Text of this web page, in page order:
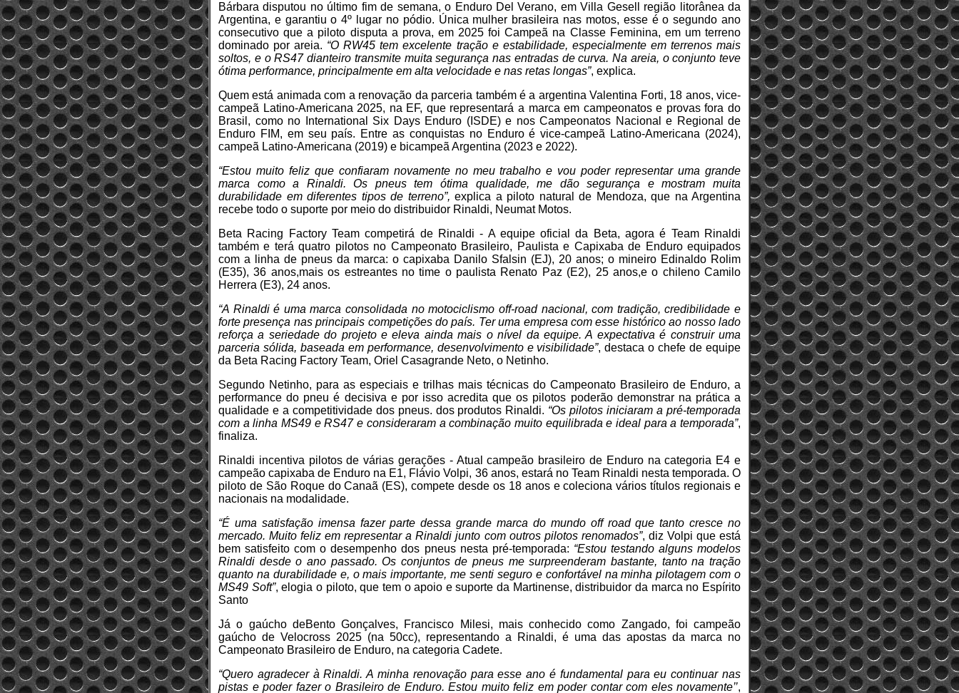
Bárbara disputou no último fim de semana, o Enduro Del Verano, em Villa Gesell região litorânea da
Argentina, e garantiu o 4º lugar no pódio. Única mulher brasileira nas motos, esse é o segundo ano
consecutivo que a piloto disputa a prova, em 2025 foi Campeã na Classe Feminina, em um terreno
dominado por areia. “O RW45 tem excelente tração e estabilidade, especialmente em terrenos mais
soltos, e o RS47 dianteiro transmite muita segurança nas entradas de curva. Na areia, o conjunto teve
ótima performance, principalmente em alta velocidade e nas retas longas”, explica.
Quem está animada com a renovação da parceria também é a argentina Valentina Forti, 18 anos, vice-
campeã Latino-Americana 2025, na EF, que representará a marca em campeonatos e provas fora do
Brasil, como no International Six Days Enduro (ISDE) e nos Campeonatos Nacional e Regional de
Enduro FIM, em seu país. Entre as conquistas no Enduro é vice-campeã Latino-Americana (2024),
campeã Latino-Americana (2019) e bicampeã Argentina (2023 e 2022).
“Estou muito feliz que confiaram novamente no meu trabalho e vou poder representar uma grande
marca como a Rinaldi. Os pneus tem ótima qualidade, me dão segurança e mostram muita
durabilidade em diferentes tipos de terreno”, explica a piloto natural de Mendoza, que na Argentina
recebe todo o suporte por meio do distribuidor Rinaldi, Neumat Motos.
Beta Racing Factory Team competirá de Rinaldi - A equipe oficial da Beta, agora é Team Rinaldi
também e terá quatro pilotos no Campeonato Brasileiro, Paulista e Capixaba de Enduro equipados
com a linha de pneus da marca: o capixaba Danilo Sfalsin (EJ), 20 anos; o mineiro Edinaldo Rolim
(E35), 36 anos,mais os estreantes no time o paulista Renato Paz (E2), 25 anos,e o chileno Camilo
Herrera (E3), 24 anos.
“A Rinaldi é uma marca consolidada no motociclismo off-road nacional, com tradição, credibilidade e
forte presença nas principais competições do país. Ter uma empresa com esse histórico ao nosso lado
reforça a seriedade do projeto e eleva ainda mais o nível da equipe. A expectativa é construir uma
parceria sólida, baseada em performance, desenvolvimento e visibilidade”, destaca o chefe de equipe
da Beta Racing Factory Team, Oriel Casagrande Neto, o Netinho.
Segundo Netinho, para as especiais e trilhas mais técnicas do Campeonato Brasileiro de Enduro, a
performance do pneu é decisiva e por isso acredita que os pilotos poderão demonstrar na prática a
qualidade e a competitividade dos pneus. dos produtos Rinaldi. “Os pilotos iniciaram a pré-temporada
com a linha MS49 e RS47 e consideraram a combinação muito equilibrada e ideal para a temporada”,
finaliza.
Rinaldi incentiva pilotos de várias gerações - Atual campeão brasileiro de Enduro na categoria E4 e
campeão capixaba de Enduro na E1, Flávio Volpi, 36 anos, estará no Team Rinaldi nesta temporada. O
piloto de São Roque do Canaã (ES), compete desde os 18 anos e coleciona vários títulos regionais e
nacionais na modalidade.
“É uma satisfação imensa fazer parte dessa grande marca do mundo off road que tanto cresce no
mercado. Muito feliz em representar a Rinaldi junto com outros pilotos renomados”, diz Volpi que está
bem satisfeito com o desempenho dos pneus nesta pré-temporada: “Estou testando alguns modelos
Rinaldi desde o ano passado. Os conjuntos de pneus me surpreenderam bastante, tanto na tração
quanto na durabilidade e, o mais importante, me senti seguro e confortável na minha pilotagem com o
MS49 Soft”, elogia o piloto, que tem o apoio e suporte da Martinense, distribuidor da marca no Espírito
Santo
Já o gaúcho deBento Gonçalves, Francisco Milesi, mais conhecido como Zangado, foi campeão
gaúcho de Velocross 2025 (na 50cc), representando a Rinaldi, é uma das apostas da marca no
Campeonato Brasileiro de Enduro, na categoria Cadete.
“Quero agradecer à Rinaldi. A minha renovação para esse ano é fundamental para eu continuar nas
pistas e poder fazer o Brasileiro de Enduro. Estou muito feliz em poder contar com eles novamente’’,